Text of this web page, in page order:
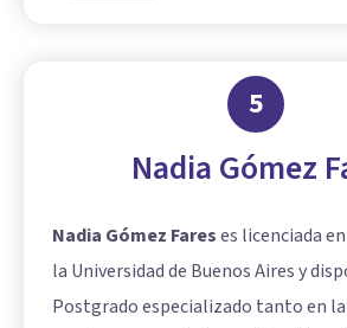
5
Nadia Gómez
Nadia Gómez Fareses licenciada
la Universidad de Buenos Aires y
Postgrado especializado tanto en